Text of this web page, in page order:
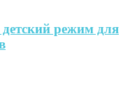
детский режим для